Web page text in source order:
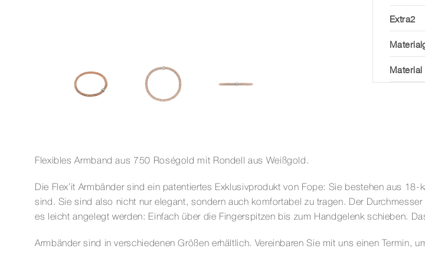
Extra2
Material
Flexibles Armband aus 750 Roségold mit Rondell aus Weißgold.
Die Flex’it Armbänder sind ein patentiertes Exklusivprodukt von Fope: Sie bestehen aus
sind. Sie sind also nicht nur elegant, sondern auch komfortabel zu tragen. Der
es leicht angelegt werden: Einfach über die Fingerspitzen bis zum Handgelenk schieben.
Armbänder sind in verschiedenen Größen erhältlich. Vereinbaren Sie mit uns einen Termin,